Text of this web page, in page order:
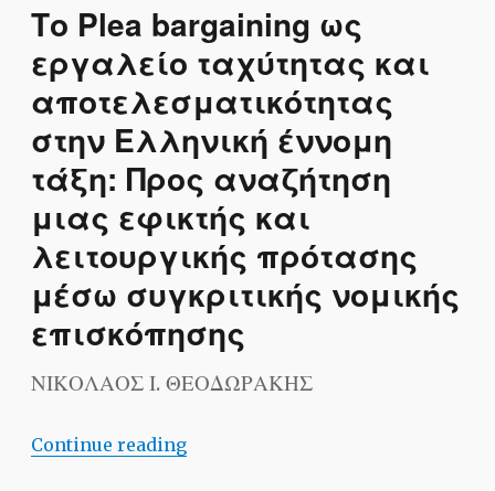
Το Plea bargaining ως
εργαλείο ταχύτητας και
αποτελεσματικότητας
στην Ελληνική έννομη
τάξη: Προς αναζήτηση
μιας εφικτής και
λειτουργικής πρότασης
μέσω συγκριτικής νομικής
επισκόπησης
ΝΙΚΟΛΑΟΣ Ι. ΘΕΟΔΩΡΑΚΗΣ
Continue reading“Το Plea bargaining ως εργαλείο